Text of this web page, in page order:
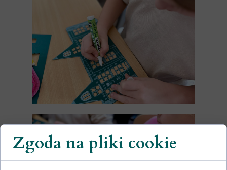
Zgoda na pliki cookie